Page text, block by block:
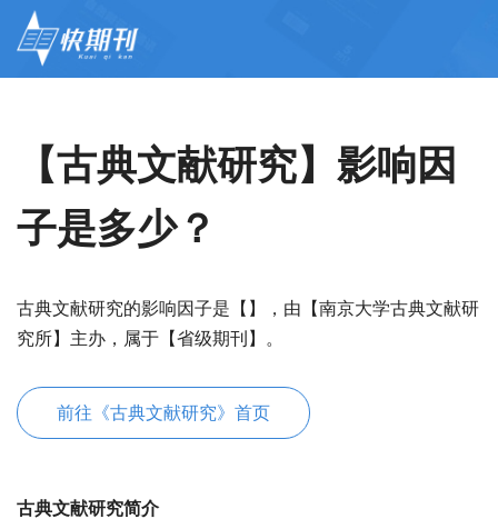
【古典文献研究】影响因
子是多少？
古典文献研究的影响因子是【】，由【南京大学古典文献研
究所】主办，属于【省级期刊】。
前往《古典文献研究》首页
古典文献研究简介